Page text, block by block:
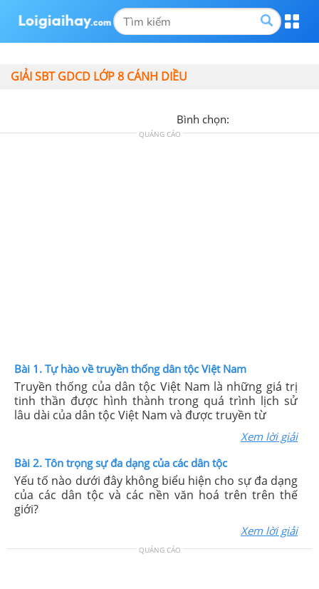
GIẢI SBT GDCD LỚP 8 CÁNH DIỀU
Bình chọn:
QUẢNG CÁO
Bài 1. Tự hào về truyền thống dân tộc Việt Nam
Truyền thống của dân tộc Việt Nam là những giá trị
tinh thần được hình thành trong quá trình lịch sử
lâu dài của dân tộc Việt Nam và được truyền từ
Xem lời giải
Bài 2. Tôn trọng sự đa dạng của các dân tộc
Yếu tố nào dưới đây không biểu hiện cho sự đa dạng
của các dân tộc và các nền văn hoá trên trên thế
giới?
Xem lời giải
QUẢNG CÁO